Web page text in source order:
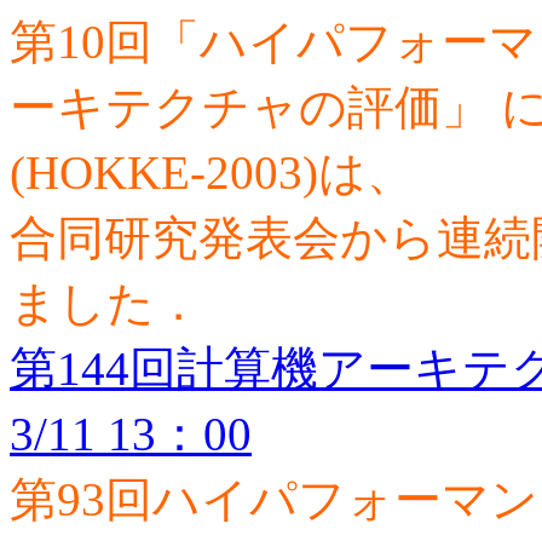
第10回「ハイパフォー
ーキテクチャの評価」
(HOKKE-2003)は、
合同研究発表会から連
ました．
第144回計算機アーキテ
3/11 13：00
第93回ハイパフォーマ